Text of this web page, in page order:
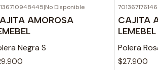
|No Disponible
AMOROSA
Negra S
CAJITA
LEMEBEL
Polera
$27.900